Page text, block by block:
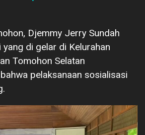
Djemmy Jerry Sundah
di gelar di Kelurahan
Tomohon Selatan
pelaksanaan sosialisasi